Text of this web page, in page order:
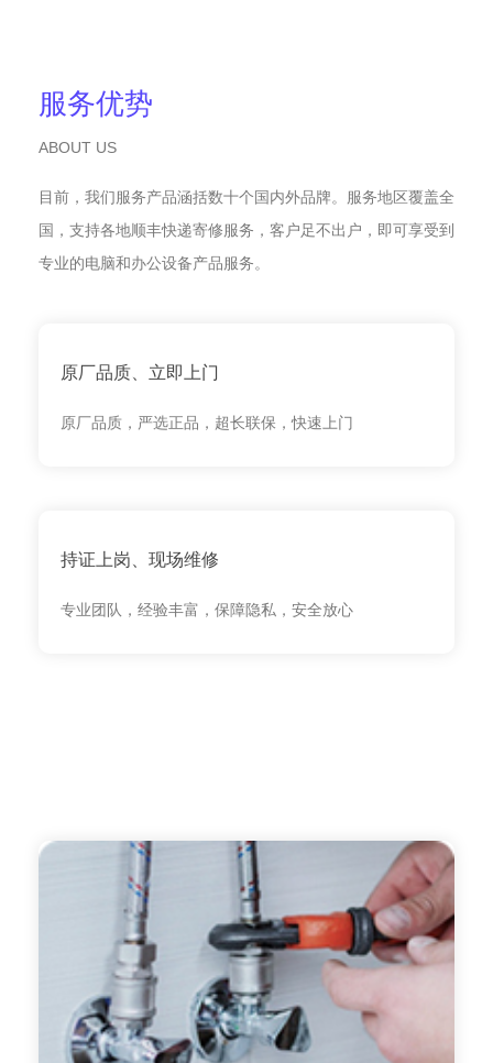
服务优势
ABOUT US
目前，我们服务产品涵括数十个国内外品牌。服务地区覆盖全
国，支持各地顺丰快递寄修服务，客户足不出户，即可享受到
专业的电脑和办公设备产品服务。
原厂品质、立即上门
原厂品质，严选正品，超长联保，快速上门
持证上岗、现场维修
专业团队，经验丰富，保障隐私，安全放心